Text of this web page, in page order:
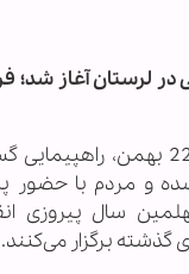
لرستان آغاز شد؛
هم‌زمان با یوم‌الله 22
و مردم با حضور
سال پیروزی
گذشته برگزار می‌کنند.